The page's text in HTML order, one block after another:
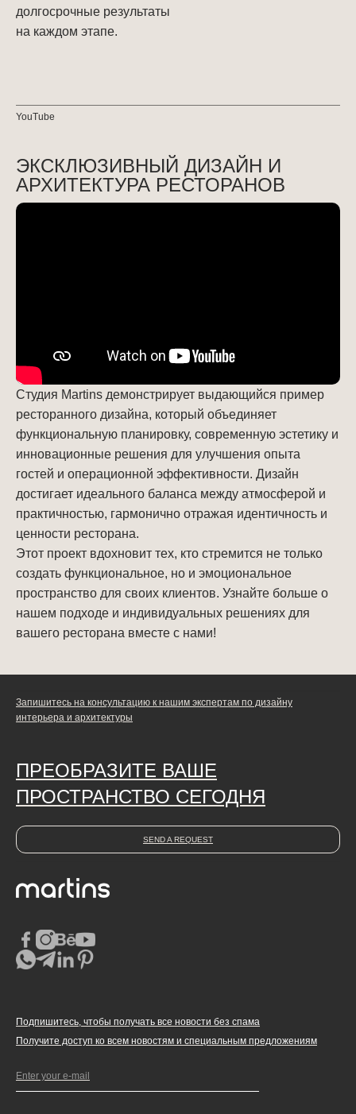
долгосрочные результаты
на каждом этапе.
YouTube
ЭКСКЛЮЗИВНЫЙ ДИЗАЙН И
АРХИТЕКТУРА РЕСТОРАНОВ
Студия Martins демонстрирует выдающийся пример
ресторанного дизайна, который объединяет
функциональную планировку, современную эстетику и
инновационные решения для улучшения опыта
гостей и операционной эффективности. Дизайн
достигает идеального баланса между атмосферой и
практичностью, гармонично отражая идентичность и
ценности ресторана.
Этот проект вдохновит тех, кто стремится не только
создать функциональное, но и эмоциональное
пространство для своих клиентов. Узнайте больше о
нашем подходе и индивидуальных решениях для
вашего ресторана вместе с нами!
Запишитесь на консультацию к нашим экспертам по дизайну
интерьера и архитектуры
ПРЕОБРАЗИТЕ ВАШЕ
ПРОСТРАНСТВО СЕГОДНЯ
SEND A REQUEST
Подпишитесь, чтобы получать все новости без спама
Получите доступ ко всем новостям и специальным предложениям